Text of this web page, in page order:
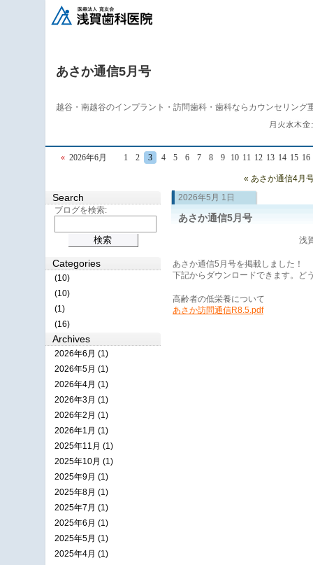
あさか通信5月号
越谷・南越谷のインプラント・訪問歯科・歯科ならカウンセリング
« 2026年6月 1 2 3 4 5 6 7 8 9 10 11 12 13 14 15 16
« あさか通信4月
2026年5月 1日
あさか通信5月号
浅
あさか通信5月号を掲載しました！
下記からダウンロードできます。ど
高齢者の低栄養について
あさか訪問通信R8.5.pdf
Search
ブログを検索:
Categories
(10)
(10)
(1)
(16)
Archives
2026年6月 (1)
2026年5月 (1)
2026年4月 (1)
2026年3月 (1)
2026年2月 (1)
2026年1月 (1)
2025年11月 (1)
2025年10月 (1)
2025年9月 (1)
2025年8月 (1)
2025年7月 (1)
2025年6月 (1)
2025年5月 (1)
2025年4月 (1)